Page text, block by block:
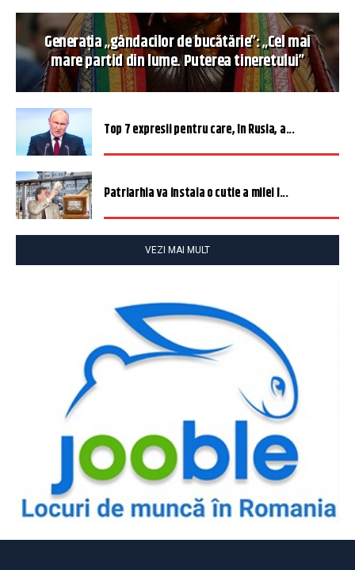
Generația „gândacilor de bucătărie”: „Cel mai
mare partid din lume. Puterea tineretului”
Top 7 expresii pentru care, în Rusia, a...
Patriarhia va instala o cutie a milei î...
VEZI MAI MULT